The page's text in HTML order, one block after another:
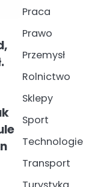
Praca
Prawo
Przemysł
Rolnictwo
Sklepy
Sport
Technologie
Transport